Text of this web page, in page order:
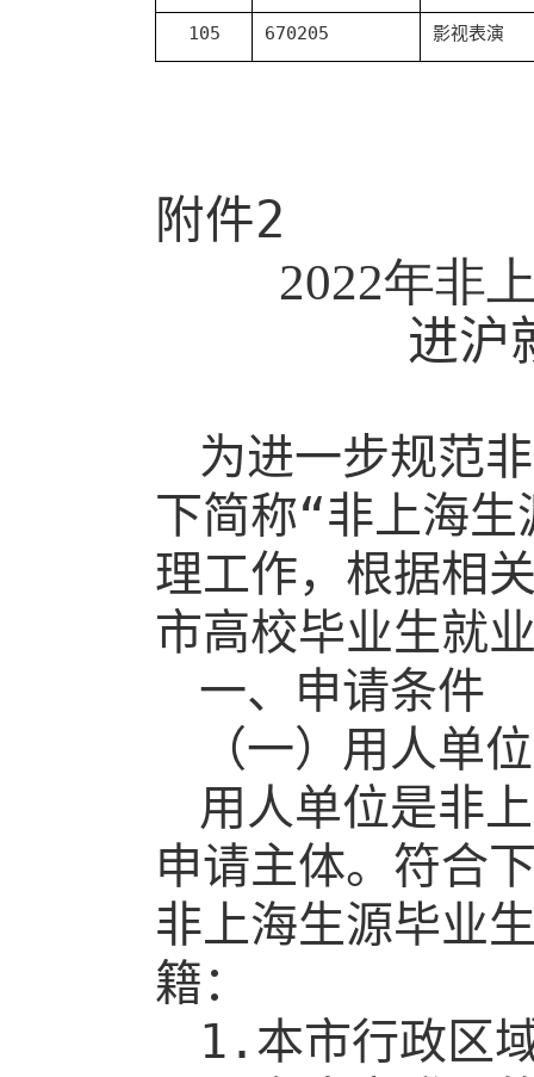
105 670205 影视表演
附件2
2022年非
进沪
为进一步规范
下简称“非上海
理工作，根据相
市高校毕业生就
一、申请条件
（一）用人单
用人单位是非
申请主体。符合
非上海生源毕业
籍：
1. 本市行政区